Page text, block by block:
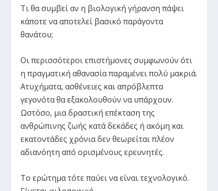
Τι θα συμβεί αν η βιολογική γήρανση πάψει
κάποτε να αποτελεί βασικό παράγοντα
θανάτου;
Οι περισσότεροι επιστήμονες συμφωνούν ότι
η πραγματική αθανασία παραμένει πολύ μακριά.
Ατυχήματα, ασθένειες και απρόβλεπτα
γεγονότα θα εξακολουθούν να υπάρχουν.
Ωστόσο, μια δραστική επέκταση της
ανθρώπινης ζωής κατά δεκάδες ή ακόμη και
εκατοντάδες χρόνια δεν θεωρείται πλέον
αδιανόητη από ορισμένους ερευνητές.
Το ερώτημα τότε παύει να είναι τεχνολογικό.